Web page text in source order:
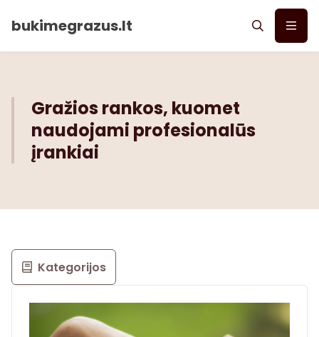
bukimegrazus.lt
Gražios rankos, kuomet
naudojami profesionalūs
įrankiai
Kategorijos